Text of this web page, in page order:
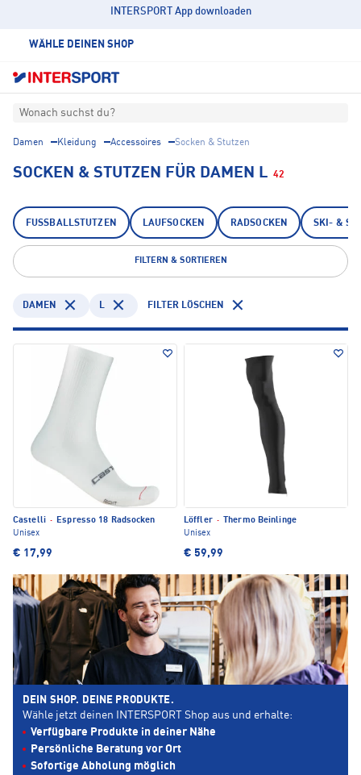
INTERSPORT App downloaden
WÄHLE DEINEN SHOP
Wonach suchst du?
Damen Kleidung Accessoires Socken & Stutzen
SOCKEN & STUTZEN FÜR DAMEN L 42
FUSSBALLSTUTZEN LAUFSOCKEN RADSOCKEN SKI- &
FILTERN & SORTIEREN
DAMEN L FILTER LÖSCHEN
Castelli ·
Espresso 18 Radsocken
Unisex
€ 17,99
Löffler ·
Thermo Beinlinge
Unisex
€ 59,99
DEIN SHOP. DEINE PRODUKTE.
Wähle jetzt deinen INTERSPORT Shop aus und erhalte:
Verfügbare Produkte in deiner Nähe
Persönliche Beratung vor Ort
Sofortige Abholung möglich